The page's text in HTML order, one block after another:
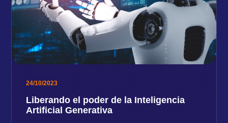
24/10/2023
Liberando el poder de la Inteligencia
Artificial Generativa